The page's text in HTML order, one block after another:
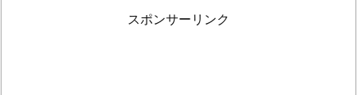
スポンサーリンク